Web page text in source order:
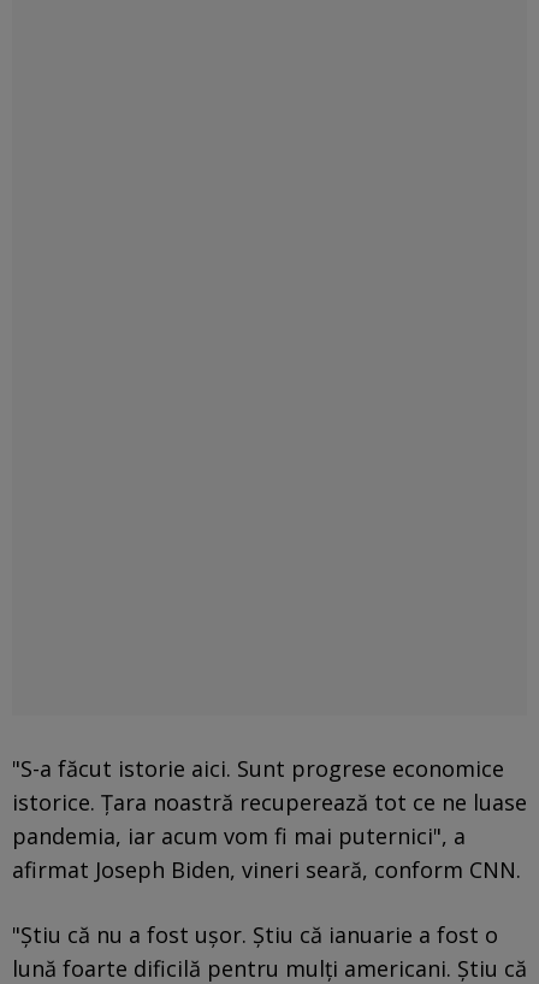
"S-a făcut istorie aici. Sunt progrese economice
istorice. Ţara noastră recuperează tot ce ne luase
pandemia, iar acum vom fi mai puternici", a
afirmat Joseph Biden, vineri seară, conform CNN.
"Ştiu că nu a fost uşor. Ştiu că ianuarie a fost o
lună foarte dificilă pentru mulţi americani. Ştiu că